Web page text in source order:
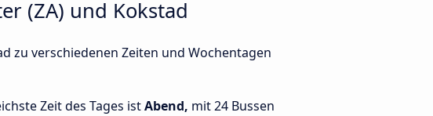
(ZA) und Kokstad
zu verschiedenen Zeiten und Wochentagen
Zeit des Tages istAbend, mit 24 Bussen